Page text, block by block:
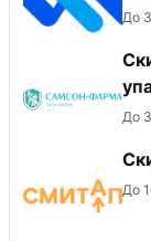
До
До
До